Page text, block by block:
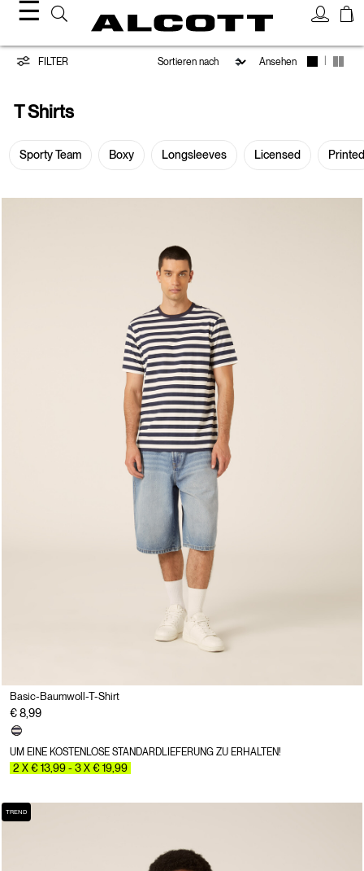
☰
T-
Shirts
FILTER Ansehen
T Shirts
Sporty Team Boxy Longsleeves Licensed
Basic-Baumwoll-T-Shirt
€ 8,99
UM EINE KOSTENLOSE STANDARDLIEFERUNG ZU ERHALTEN!
2 X € 13,99 - 3 X € 19,99
TREND